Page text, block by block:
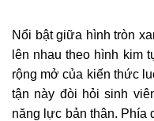
Nổi bật giữa hình tròn
lên nhau theo hình kim
rộng mở của kiến thức
tận này đòi hỏi sinh
năng lực bản thân.